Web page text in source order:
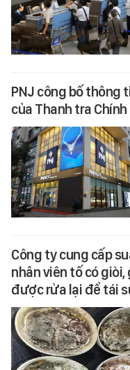
PNJ công bố thông
của Thanh tra Chính
Công ty cung cấp
nhân viên tố có
được rửa lại để tái